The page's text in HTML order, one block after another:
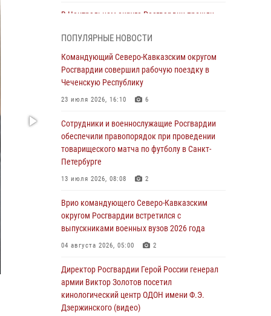
В Центральном округе Росгвардии прошли
И.К. Яковлева
06 августа 2026, 13:24
Росгвардейцы задержали мужчину,
открывшего стрельбу в Подмосковье (видео)
Росгвардейцы провели выставку вооружения
для участников сбора «Гвардеец» в Пензе
(видео)
06 августа 2026, 12:00
В Курске росгвардейцы приняли участие в
митинге, посвященном второй годовщине
вторжения ВСУ на территорию области
06 августа 2026, 11:56 4
В Санкт-Петербурге наряд Росгвардии
задержал правонарушителя, угрожавшего
подростку травматическим пистолетом
06 августа 2026, 11:33
ПОПУЛЯРНЫЕ НОВОСТИ
Командующий Северо-Кавказским округом
Росгвардии совершил рабочую поездку в
Чеченскую Республику
23 июля 2026, 16:10 6
Сотрудники и военнослужащие Росгвардии
обеспечили правопорядок при проведении
товарищеского матча по футболу в Санкт-
Петербурге
13 июля 2026, 08:08 2
Врио командующего Северо-Кавказским
округом Росгвардии встретился с
выпускниками военных вузов 2026 года
04 августа 2026, 05:00 2
Директор Росгвардии Герой России генерал
армии Виктор Золотов посетил
кинологический центр ОДОН имени Ф.Э.
Дзержинского (видео)